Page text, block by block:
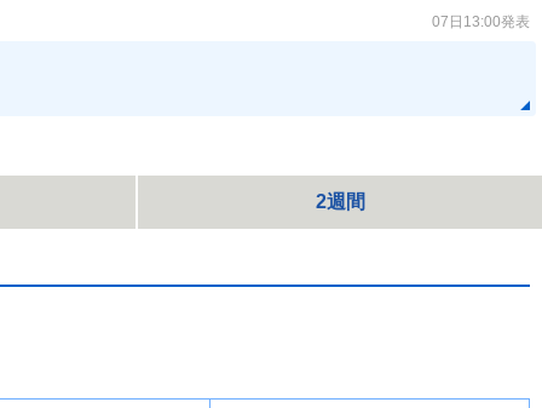
07日13:00発表
2週間